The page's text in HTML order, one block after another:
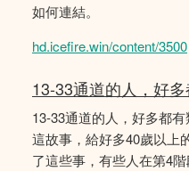
如何連結。
hd.icefire.win/content/3500
13-33通道的人，好
13-33通道的人，好多都
這故事，給好多40歲以上
了這些事，有些人在第4階